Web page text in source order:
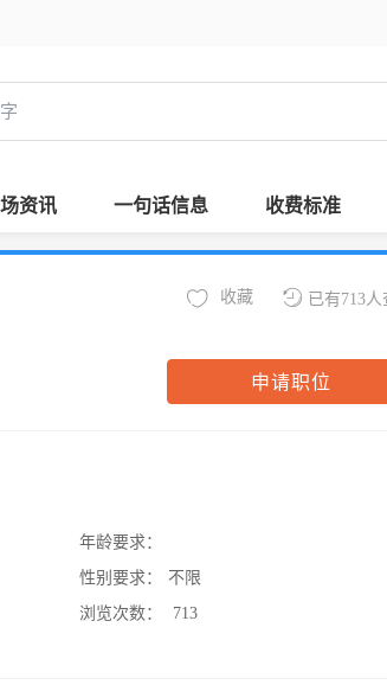
资讯 一句话信息 收费标准
已有713人
收藏
申请职位
年龄要求：
性别要求：
不限
浏览次数：
713